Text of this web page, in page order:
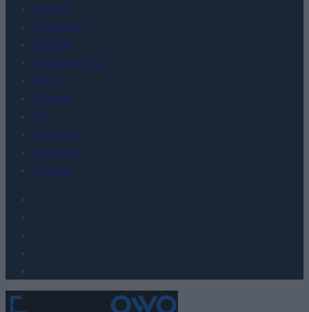
Porady
Promocje
FinTech
Hardware PC
Moto
Gaming
AI
Redakcja
Reklama
Kontakt